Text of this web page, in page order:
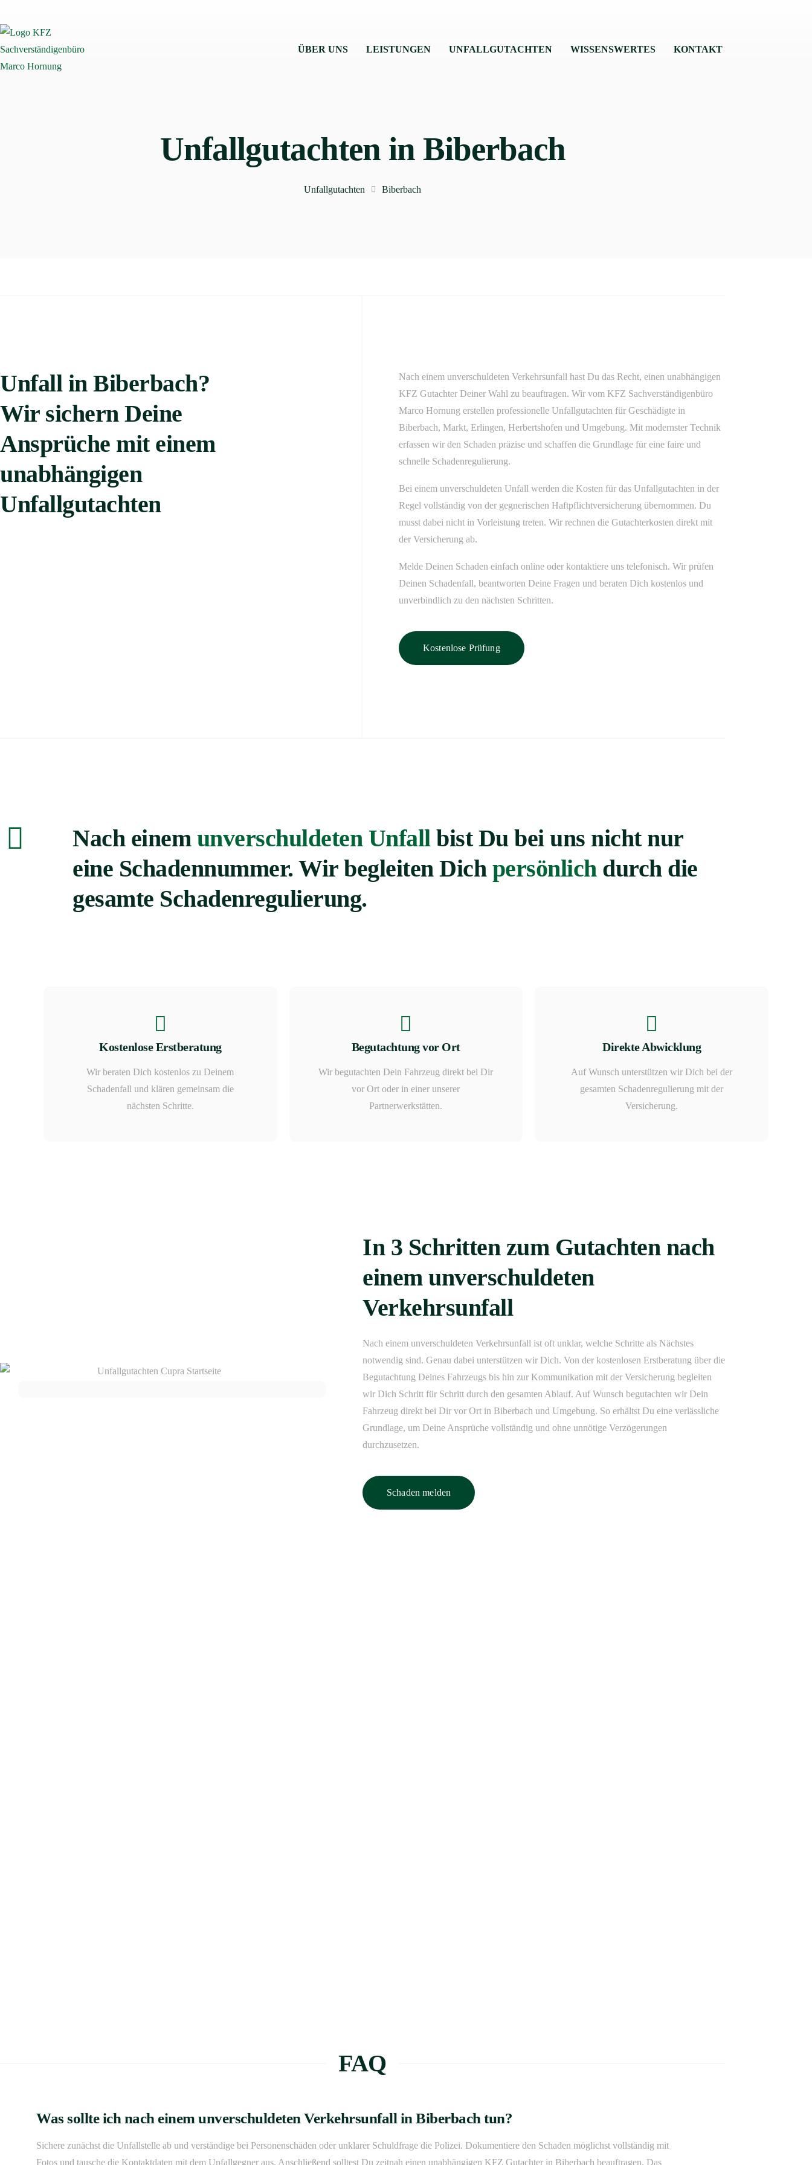
ÜBER UNS LEISTUNGEN UNFALLGUTACHTEN WISSENSWERTES KONTAKT
Unfallgutachten in Biberbach
Unfallgutachten Biberbach
Unfall in Biberbach?
Wir sichern Deine
Ansprüche mit einem
unabhängigen
Unfallgutachten
Nach einem unverschuldeten Verkehrsunfall hast Du das Recht, einen unabhängigen
KFZ Gutachter Deiner Wahl zu beauftragen. Wir vom KFZ Sachverständigenbüro
Marco Hornung erstellen professionelle Unfallgutachten für Geschädigte in
Biberbach, Markt, Erlingen, Herbertshofen und Umgebung. Mit modernster Technik
erfassen wir den Schaden präzise und schaffen die Grundlage für eine faire und
schnelle Schadenregulierung.
Bei einem unverschuldeten Unfall werden die Kosten für das Unfallgutachten in der
Regel vollständig von der gegnerischen Haftpflichtversicherung übernommen. Du
musst dabei nicht in Vorleistung treten. Wir rechnen die Gutachterkosten direkt mit
der Versicherung ab.
Melde Deinen Schaden einfach online oder kontaktiere uns telefonisch. Wir prüfen
Deinen Schadenfall, beantworten Deine Fragen und beraten Dich kostenlos und
unverbindlich zu den nächsten Schritten.
Kostenlose Prüfung
Nach einem unverschuldeten Unfallbist Du bei uns nicht nur
eine Schadennummer. Wir begleiten Dich persönlichdurch die
gesamte Schadenregulierung.
Kostenlose Erstberatung
Wir beraten Dich kostenlos zu Deinem
Schadenfall und klären gemeinsam die
nächsten Schritte.
Begutachtung vor Ort
Wir begutachten Dein Fahrzeug direkt bei Dir
vor Ort oder in einer unserer
Partnerwerkstätten.
Direkte Abwicklung
Auf Wunsch unterstützen wir Dich bei der
gesamten Schadenregulierung mit der
Versicherung.
In 3 Schritten zum Gutachten nach
einem unverschuldeten
Verkehrsunfall
Nach einem unverschuldeten Verkehrsunfall ist oft unklar, welche Schritte als Nächstes
notwendig sind. Genau dabei unterstützen wir Dich. Von der kostenlosen Erstberatung über die
Begutachtung Deines Fahrzeugs bis hin zur Kommunikation mit der Versicherung begleiten
wir Dich Schritt für Schritt durch den gesamten Ablauf. Auf Wunsch begutachten wir Dein
Fahrzeug direkt bei Dir vor Ort in Biberbach und Umgebung. So erhältst Du eine verlässliche
Grundlage, um Deine Ansprüche vollständig und ohne unnötige Verzögerungen
durchzusetzen.
Schaden melden
FAQ
Was sollte ich nach einem unverschuldeten Verkehrsunfall in Biberbach tun?
Sichere zunächst die Unfallstelle ab und verständige bei Personenschäden oder unklarer Schuldfrage die Polizei. Dokumentiere den Schaden möglichst vollständig mit
Fotos und tausche die Kontaktdaten mit dem Unfallgegner aus. Anschließend solltest Du zeitnah einen unabhängigen KFZ Gutachter in Biberbach beauftragen. Das